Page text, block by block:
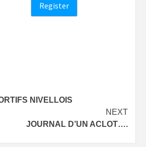
NIVELLOIS
NEXT
JOURNAL D’UN ACLOT….